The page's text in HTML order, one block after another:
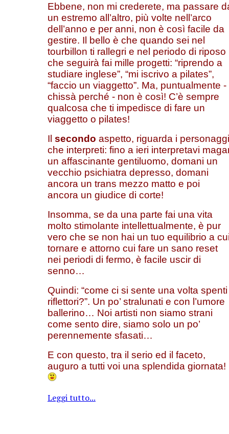
Ebbene, non mi crederete, ma passare
un estremo all’altro, più volte nell’arco
dell’anno e per anni, non è così facile da
gestire. Il bello è che quando sei nel
tourbillon ti rallegri e nel periodo di riposo
che seguirà fai mille progetti: “riprendo a
studiare inglese”, “mi iscrivo a pilates”,
“faccio un viaggetto”. Ma, puntualmente -
chissà perché - non è così! C’è sempre
qualcosa che ti impedisce di fare un
viaggetto o pilates!
Il secondo aspetto, riguarda i personaggi
che interpreti: fino a ieri interpretavi
un affascinante gentiluomo, domani un
vecchio psichiatra depresso, domani
ancora un trans mezzo matto e poi
ancora un giudice di corte!
Insomma, se da una parte fai una vita
molto stimolante intellettualmente, è pur
vero che se non hai un tuo equilibrio a
tornare e attorno cui fare un sano reset
nei periodi di fermo, è facile uscir di
senno…
Quindi: “come ci si sente una volta spenti
riflettori?”. Un po’ stralunati e con l’umore
ballerino… Noi artisti non siamo strani
come sento dire, siamo solo un po’
perennemente sfasati…
E con questo, tra il serio ed il faceto,
auguro a tutti voi una splendida giornata!
Leggi tutto...